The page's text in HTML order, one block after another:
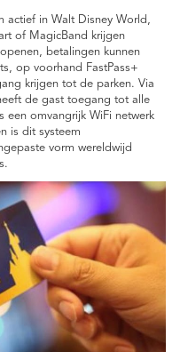
actief in Walt Disney World,
of MagicBand krijgen
betalingen kunnen
op voorhand FastPass+
krijgen tot de parken. Via
de gast toegang tot alle
een omvangrijk WiFi netwerk
is dit systeem
vorm wereldwijd